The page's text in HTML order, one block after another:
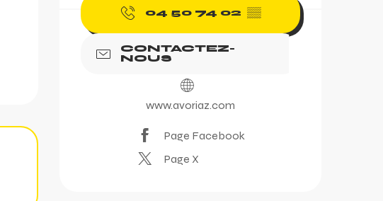
04 50 74 02 ▒▒
CONTACTEZ-
NOUS
www.avoriaz.com
Page Facebook
Page X